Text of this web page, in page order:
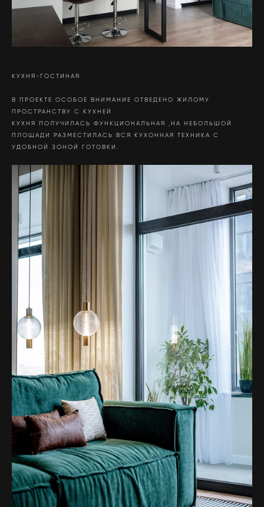
КУХНЯ-ГОСТИНАЯ
В ПРОЕКТЕ ОСОБОЕ ВНИМАНИЕ ОТВЕДЕНО ЖИЛОМУ
ПРОСТРАНСТВУ С КУХНЕЙ
КУХНЯ ПОЛУЧИЛАСЬ ФУНКЦИОНАЛЬНАЯ ,НА НЕБОЛЬШОЙ
ПЛОЩАДИ РАЗМЕСТИЛАСЬ ВСЯ КУХОННАЯ ТЕХНИКА С
УДОБНОЙ ЗОНОЙ ГОТОВКИ.